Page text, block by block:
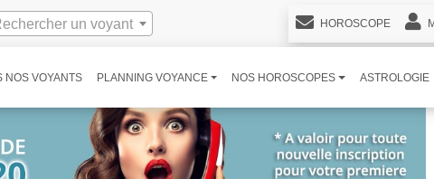
un voyant HOROSCOPE
NOS VOYANTS PLANNING VOYANCE NOS HOROSCOPES ASTROLOGIE